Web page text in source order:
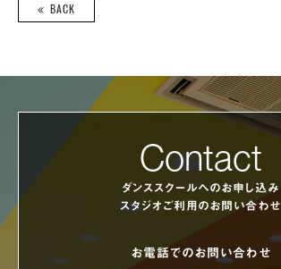
BACK
Contact
ダンススクールへのお申し込み
スタジオご利用のお問い合わせ
お電話でのお問い合わせ